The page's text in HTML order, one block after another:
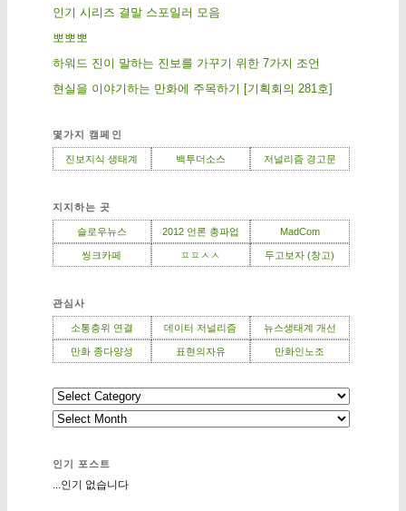
인기 시리즈 결말 스포일러 모음
뽀뽀뽀
하워드 진이 말하는 진보를 가꾸기 위한 7가지 조언
현실을 이야기하는 만화에 주목하기 [기획회의 281호]
몇가지 캠페인
진보지식 생태계 백투더소스 저널리즘 경고문
지지하는 곳
슬로우뉴스 2012 언론 총파업 MadCom
씽크카페 ㅍㅍㅅㅅ 두고보자 (창고)
관심사
소통층위 연결 데이터 저널리즘 뉴스생태계 개선
만화 종다양성 표현의자유 만화인노조
인기 포스트
...인기 없습니다